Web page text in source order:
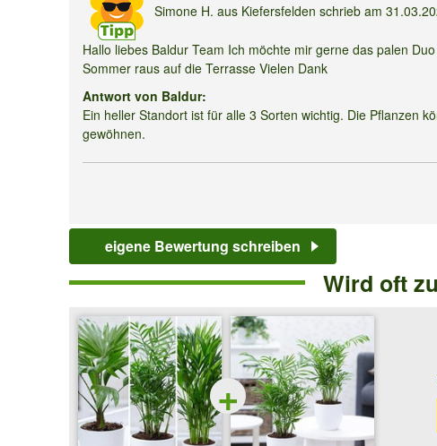
Simone H. aus Kiefersfelden schrieb am
Hallo liebes Baldur Team Ich möchte mir gerne das palen
Sommer raus auf die Terrasse Vielen Dank
Antwort von Baldur:
Ein heller Standort ist für alle 3 Sorten wichtig. Die Pflanzen
gewöhnen.
eigene Bewertung schreiben
Wird oft
+